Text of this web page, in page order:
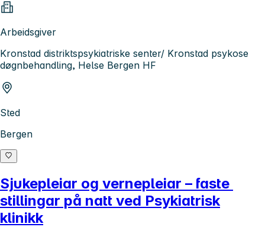
Arbeidsgiver
Kronstad distriktspsykiatriske senter/ Kronstad psykose
døgnbehandling, Helse Bergen HF
Sted
Bergen
Sjukepleiar og vernepleiar – faste
stillingar på natt ved Psykiatrisk
klinikk